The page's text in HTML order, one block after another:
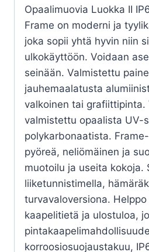
Opaalimuovia Luokka II
Frame on moderni ja
joka sopii yhtä hyvin niin
ulkokäyttöön. Voidaan
seinään. Valmistettu
jauhemaalatusta
valkoinen tai grafiittipinta.
valmistettu opaalista UV-
polykarbonaatista.
pyöreä, neliömäinen ja
muotoilu ja useita kokoja.
liiketunnistimella,
turvavaloversiona.
kaapelitietä ja ulostuloa,
korroosiosuojaustakuu,